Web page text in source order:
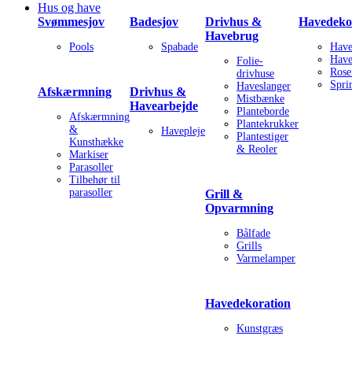
Hus og have
Svømmesjov
Pools
Afskærmning
Afskærmning
&
Kunsthække
Markiser
Parasoller
Tilbehør til
parasoller
Badesjov
Spabade
Drivhus &
Havearbejde
Havepleje
Drivhus &
Havebrug
Folie-
drivhuse
Haveslanger
Mistbænke
Planteborde
Plantekrukker
Plantestiger
& Reoler
Grill &
Opvarmning
Bålfade
Grills
Varmelamper
Havedekoration
Kunstgræs